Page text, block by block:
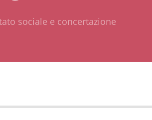
sociale e concertazione